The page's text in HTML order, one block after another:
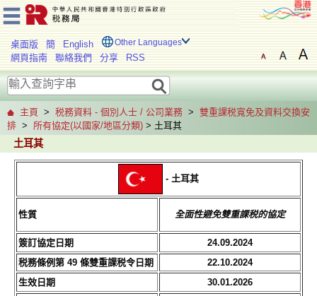
桌面版 簡 English Other Languages
網頁指南 聯絡我們 分享 RSS
主頁 > 税務資料 - 個別人士 / 公司業務 > 雙重課税寬免及資料交換安
排 > 所有協定(以國家/地區分類) > 土耳其
土耳其
- 土耳其
性質 全面性避免雙重課税的協定
簽訂協定日期
24.09.2024
税務條例第 49 條雙重課税令日期
22.10.2024
生效日期
30.01.2026